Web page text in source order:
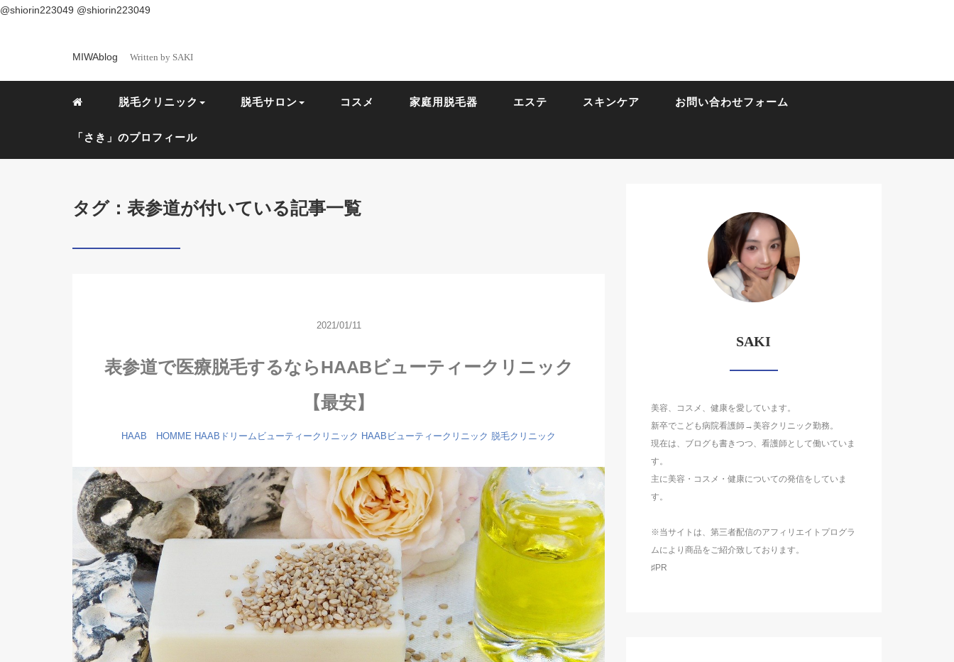
@shiorin223049 @shiorin223049
MIWAblog Written by SAKI
脱毛クリニック 脱毛サロン コスメ 家庭用脱毛器 エステ スキンケア お問い合わせフォーム
「さき」のプロフィール
タグ：表参道が付いている記事一覧
2021/01/11
表参道で医療脱毛するならHAABビューティークリニック
【最安】
HAAB HOMME HAABドリームビューティークリニック HAABビューティークリニック 脱毛クリニック
SAKI
美容、コスメ、健康を愛しています。
新卒でこども病院看護師→美容クリニック勤務。
現在は、ブログも書きつつ、看護師として働いていま
す。
主に美容・コスメ・健康についての発信をしていま
す。
※当サイトは、第三者配信のアフィリエイトプログラ
ムにより商品をご紹介致しております。
♯PR